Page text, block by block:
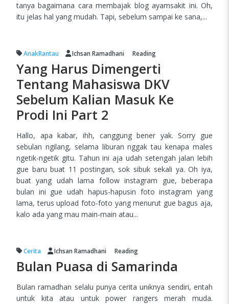
tanya bagaimana cara membajak blog ayamsakit ini. Oh,
itu jelas hal yang mudah. Tapi, sebelum sampai ke sana,...
AnakRantau Ichsan Ramadhani Reading
Yang Harus Dimengerti
Tentang Mahasiswa DKV
Sebelum Kalian Masuk Ke
Prodi Ini Part 2
Hallo, apa kabar, ihh, canggung bener yak. Sorry gue
sebulan ngilang, selama liburan nggak tau kenapa males
ngetik-ngetik gitu. Tahun ini aja udah setengah jalan lebih
gue baru buat 11 postingan, sok sibuk sekali ya. Oh iya,
buat yang udah lama follow instagram gue, beberapa
bulan ini gue udah hapus-hapusin foto instagram yang
lama, terus upload foto-foto yang menurut gue bagus aja,
kalo ada yang mau main-main atau...
Cerita Ichsan Ramadhani Reading
Bulan Puasa di Samarinda
Bulan ramadhan selalu punya cerita uniknya sendiri, entah
untuk kita atau untuk power rangers merah muda.